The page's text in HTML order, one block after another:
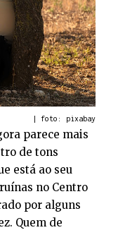
| foto: pixabay
parece mais
de tons
está ao seu
no Centro
por alguns
Quem de